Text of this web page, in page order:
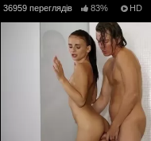
36959 переглядів 83% HD